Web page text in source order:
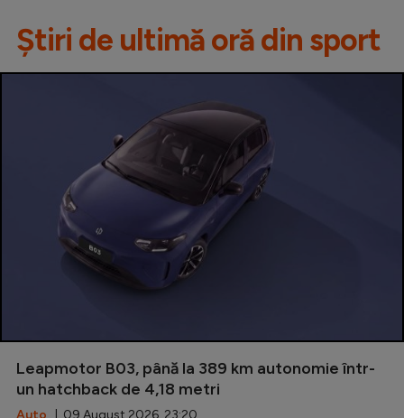
Știri de ultimă oră din sport
Leapmotor B03, până la 389 km autonomie într-
un hatchback de 4,18 metri
Auto | 09 August 2026, 23:20